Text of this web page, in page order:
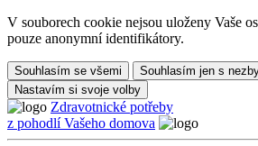
V souborech cookie nejsou uloženy Vaše
pouze anonymní identifikátory.
Souhlasím se všemi
Souhlasím jen s
Nastavím si svoje volby
Zdravotnické potřeby
z pohodlí Vašeho domova